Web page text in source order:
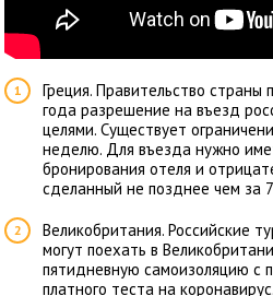
Греция. Правительство
года разрешение на въезд
целями. Существует
неделю. Для въезда нужно
бронирования отеля и
сделанный не позднее чем за
Великобритания. Российские
могут поехать в
пятидневную самоизоляцию с
платного теста на